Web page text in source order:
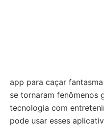
app para caçar
se tornaram fenômenos
tecnologia com
pode usar esses